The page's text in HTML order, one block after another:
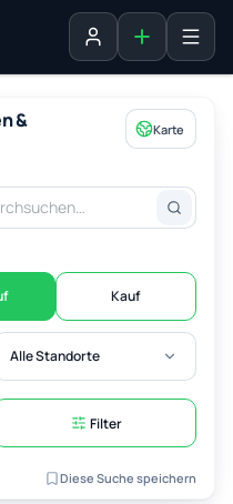
AnmeldenInserat
&
Karte
Kauf
Alle Standorte
Filter
Diese Suche speichern